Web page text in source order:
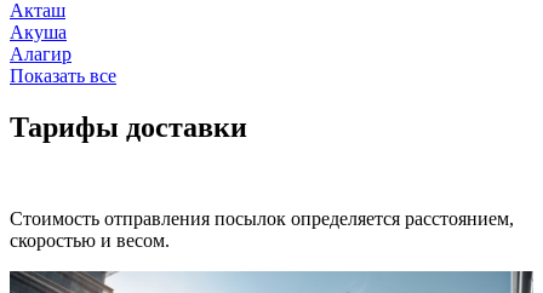
Акташ
Акуша
Алагир
Показать все
Тарифы доставки
Стоимость отправления посылок определяется расстоянием,
скоростью и весом.